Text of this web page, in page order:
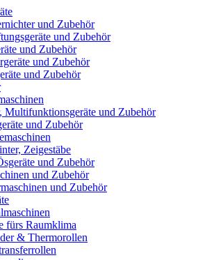
und Zubehör
und Zubehör
und Zubehör
und Zubehör
und Zubehör
Multifunktionsgeräte und Zubehör
und Zubehör
Zeigestäbe
und Zubehör
und Zubehör
und Zubehör
fürs Raumklima
& Thermorollen